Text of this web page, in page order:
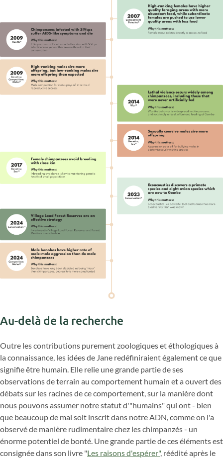
Au-delà de la recherche
Outre les contributions purement zoologiques et éthologiques à
la connaissance, les idées de Jane redéfiniraient également ce que
signifie être humain. Elle relie une grande partie de ses
observations de terrain au comportement humain et a ouvert des
débats sur les racines de ce comportement, sur la manière dont
nous pouvons assumer notre statut d'"humains" qui ont - bien
que beaucoup de mal soit inscrit dans notre ADN, comme on l'a
observé de manière rudimentaire chez les chimpanzés - un
énorme potentiel de bonté. Une grande partie de ces éléments est
consignée dans son livre "Les raisons d'espérer", réédité après le